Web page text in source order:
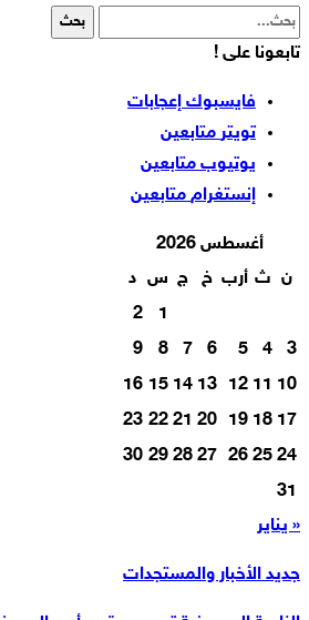
تابعونا على !
فايسبوك إعجابات
تويتر متابعين
يوتيوب متابعين
إنستغرام متابعين
أغسطس 2026
ن ث أرب خ ج س د
1
2
3
4
5
6
7
8
9
10
11
12
13
14
15
16
17
18
19
20
21
22
23
24
25
26
27
28
29
30
31
« يناير
جديد الأخبار والمستجدات